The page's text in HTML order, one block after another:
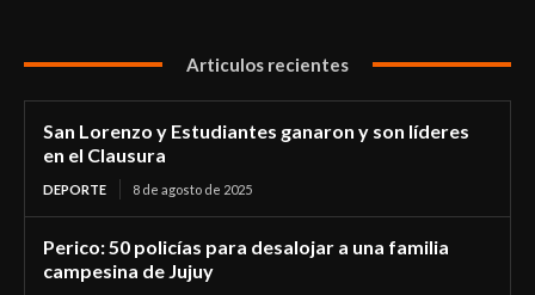
Articulos recientes
San Lorenzo y Estudiantes ganaron y son líderes
en el Clausura
DEPORTE 8 de agosto de 2025
Perico: 50 policías para desalojar a una familia
campesina de Jujuy